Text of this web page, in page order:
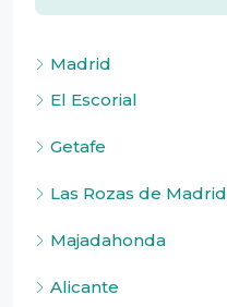
Madrid
El Escorial
Getafe
Las Rozas de Madrid
Majadahonda
Alicante